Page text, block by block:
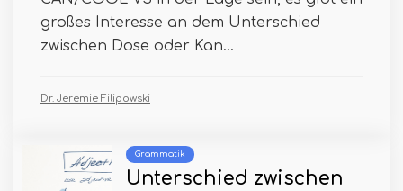
großes Interesse an dem Unterschied
zwischen Dose oder Kan...
Dr. Jeremie Filipowski
Grammatik
Unterschied zwischen